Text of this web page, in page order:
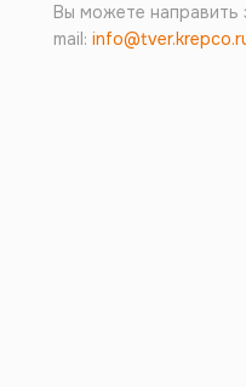
Вы можете направить
mail: